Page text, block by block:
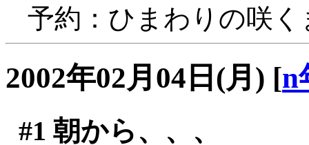
予約：ひまわりの咲
2002年02月04日(月) [n
#1 朝から、、、